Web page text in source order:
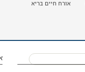
אורח חיים בריא